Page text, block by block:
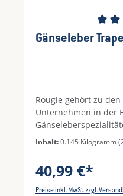
Gänseleber
Rougie gehört zu
Unternehmen in der
Feinschmeckern
werden. Aufgrund
Hingucker und
vorzüglich. Ein
Inhalt:0.145 Kilogramm
40,99 €*
Preise inkl. MwSt. zzgl.